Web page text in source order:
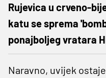
Rujevica u crveno-
katu se sprema
ponajboljeg vratara
Naravno, uvijek